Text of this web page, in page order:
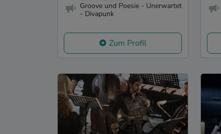
Groove und Poesie - Unerwartet
- Divapunk
Zum Profil